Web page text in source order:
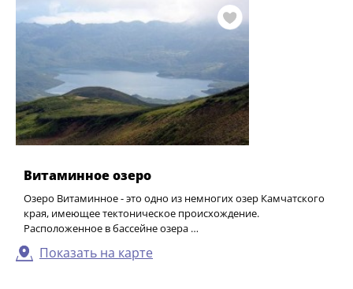
Витаминное озеро
Озеро Витаминное - это одно из немногих озер Камчатского
края, имеющее тектоническое происхождение.
Расположенное в бассейне озера …
Показать на карте